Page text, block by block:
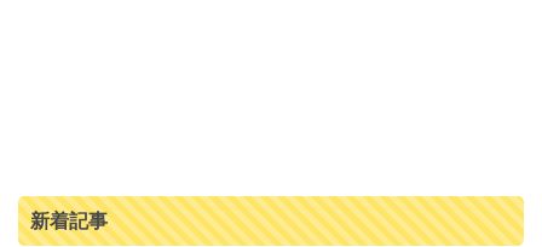
新着記事